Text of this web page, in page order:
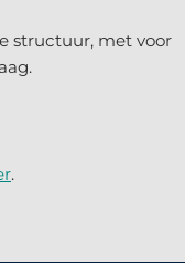
structuur, met voor
.